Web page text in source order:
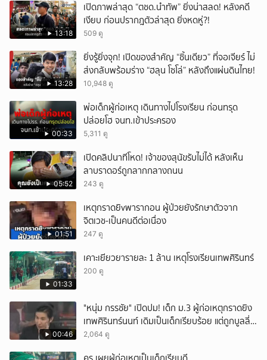
13:18
เปิดภาพล่าสุด “ตชด.นำทัพ” ยิ่งน่าสลด! หลังคดี
เงียบ ก่อนปรากฎตัวล่าสุด ยิ่งหดหู่?!
509 ดู
13:28
ยิ่งรู้ยิ่งจุก! เปิดของสำคัญ “ชิ้นเดียว” ที่จอเจียร์ ไม่
ส่งกลับพร้อมร่าง “ฮลุน โซโล่” หลังถึงแผ่นดินไทย!
10,948 ดู
00:33
พ่อเด็กผู้ก่อเหตุ เดินทางไปโรงเรียน ก่อนทรุด
ปล่อยโฮ จนท.เข้าประครอง
5,311 ดู
05:52
เปิดคลิปนาทีโหด! เจ้าของสุนัขรับไม่ได้ หลังเห็น
ลาบราดอร์ถูกลากกลางถนน
243 ดู
01:51
เหตุกราดยิvพารากอน ผู้ป่วยยังรักษาตัวจาก
จิตเวช-เป็นคนดีต่อเนื่อง
247 ดู
01:33
เคาะเยียวยารายละ 1 ล้าน เหตุโรงเรียนเทพศิรินทร์
200 ดู
00:46
"หนุ่ม กรรชัย" เปิดปม! เด็ก ม.3 ผู้ก่อเหตุกราดยิง
เทพศิรินทร์นนท์ เดิมเป็นเด็กเรียบร้อย แต่ถูกบูลลี่
หนัก คาดแรงกดดันสะสมกลายเป็นแรงแค้น จนก่อ
2,064 ดู